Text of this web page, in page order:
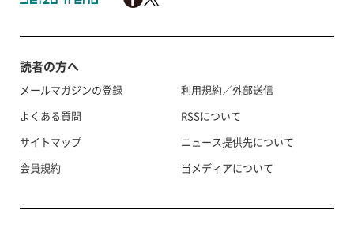
読者の方へ
メールマガジンの登録
よくある質問
サイトマップ
会員規約
利用規約／外部送信
RSSについて
ニュース提供先について
当メディアについて